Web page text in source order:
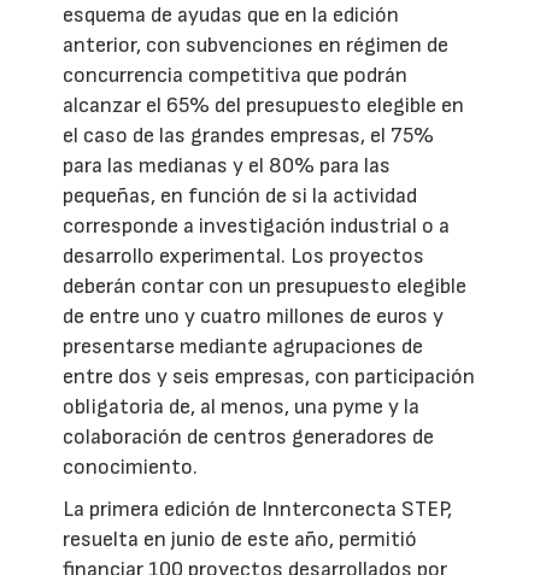
esquema de ayudas que en la edición
anterior, con subvenciones en régimen de
concurrencia competitiva que podrán
alcanzar el 65% del presupuesto elegible en
el caso de las grandes empresas, el 75%
para las medianas y el 80% para las
pequeñas, en función de si la actividad
corresponde a investigación industrial o a
desarrollo experimental. Los proyectos
deberán contar con un presupuesto elegible
de entre uno y cuatro millones de euros y
presentarse mediante agrupaciones de
entre dos y seis empresas, con participación
obligatoria de, al menos, una pyme y la
colaboración de centros generadores de
conocimiento.
La primera edición de Innterconecta STEP,
resuelta en junio de este año, permitió
financiar 100 proyectos desarrollados por